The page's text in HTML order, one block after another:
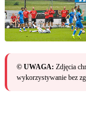
© UWAGA: Zdjęcia
wykorzystywanie bez